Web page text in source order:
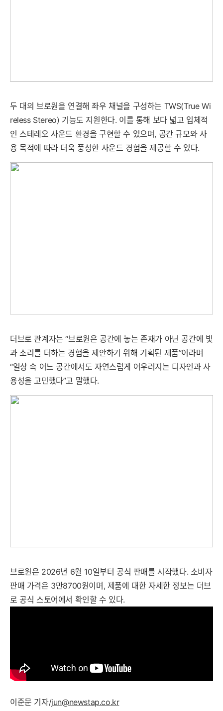
두 대의 브로원을 연결해 좌우 채널을 구성하는 TWS(True Wi
reless Stereo) 기능도 지원한다. 이를 통해 보다 넓고 입체적
인 스테레오 사운드 환경을 구현할 수 있으며, 공간 규모와 사
용 목적에 따라 더욱 풍성한 사운드 경험을 제공할 수 있다.
더브로 관계자는 “브로원은 공간에 놓는 존재가 아닌 공간에 빛
과 소리를 더하는 경험을 제안하기 위해 기획된 제품”이라며
“일상 속 어느 공간에서도 자연스럽게 어우러지는 디자인과 사
용성을 고민했다”고 말했다.
브로원은 2026년 6월 10일부터 공식 판매를 시작했다. 소비자
판매 가격은 3만8700원이며, 제품에 대한 자세한 정보는 더브
로 공식 스토어에서 확인할 수 있다.
이준문 기자/jun@newstap.co.kr